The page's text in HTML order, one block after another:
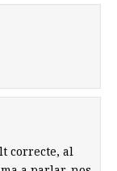
correcte, al